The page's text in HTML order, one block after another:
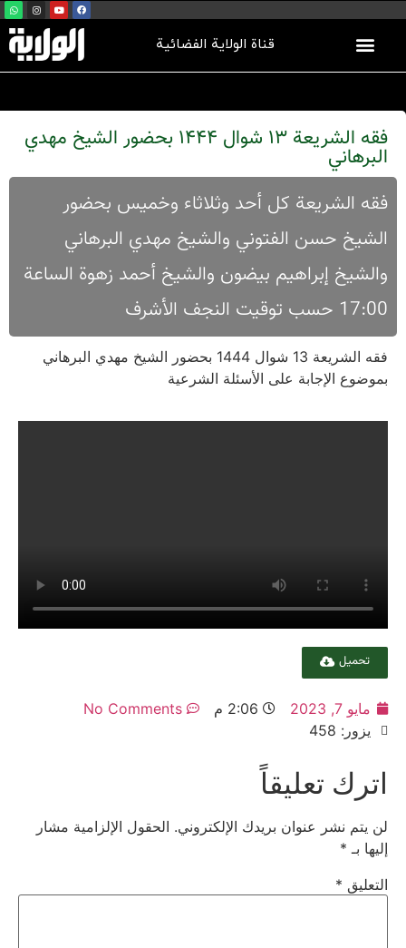
قناة الولاية الفضائية
فقه الشریعة 13 شوال 1444 بحضور الشیخ مهدي
البرهاني
فقه الشریعة کل أحد وثلاثاء وخمیس بحضور
الشیخ حسن الفتوني والشیخ مهدي البرهاني
والشیخ إبراهيم بیضون والشيخ أحمد زهوة الساعة
17:00 حسب توقیت النجف الأشرف
فقه الشریعة 13 شوال 1444 بحضور الشیخ مهدي البرهاني
بموضوع الإجابة علی الأسئلة الشرعية
تحميل
مايو 7, 2023 2:06 م
No Comments
يزور: 458
اترك تعليقاً
لن يتم نشر عنوان بريدك الإلكتروني. الحقول الإلزامية مشار
إليها بـ *
التعليق *